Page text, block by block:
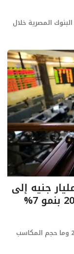
المصرية خلال
المصرية تضيف 257.5 مليار جنيه إلى
كيف أنهت البورصة المصرية تعاملات يوليو 2026 وما حجم المكاسب